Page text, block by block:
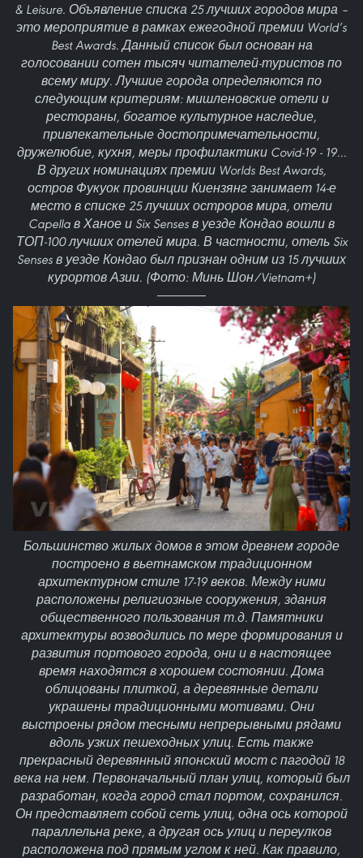
& Leisure. Объявление списка 25 лучших городов мира –
это мероприятие в рамках ежегодной премии World’s
Best Awards. Данный список был основан на
голосовании сотен тысяч читателей-туристов по
всему миру. Лучшие города определяются по
следующим критериям: мишленовские отели и
рестораны, богатое культурное наследие,
привлекательные достопримечательности,
дружелюбие, кухня, меры профилактики Covid-19 - 19...
В других номинациях премии Worlds Best Awards,
остров Фукуок провинции Киензянг занимает 14-е
место в списке 25 лучших остроров мира, отели
Capella в Ханое и Six Senses в уезде Кондао вошли в
ТОП-100 лучших отелей мира. В частности, отель Six
Senses в уезде Кондао был признан одним из 15 лучших
курортов Азии. (Фото: Минь Шон/Vietnam+)
Большинство жилых домов в этом древнем городе
построено в вьетнамском традиционном
архитектурном стиле 17-19 веков. Между ними
расположены религиозные сооружения, здания
общественного пользования т.д. Памятники
архитектуры возводились по мере формирования и
развития портового города, они и в настоящее
время находятся в хорошем состоянии. Дома
облицованы плиткой, а деревянные детали
украшены традиционными мотивами. Они
выстроены рядом тесными непрерывными рядами
вдоль узких пешеходных улиц. Есть также
прекрасный деревянный японский мост с пагодой 18
века на нем. Первоначальный план улиц, который был
разработан, когда город стал портом, сохранился.
Он представляет собой сеть улиц, одна ось которой
параллельна реке, а другая ось улиц и переулков
расположена под прямым углом к ней. Как правило,